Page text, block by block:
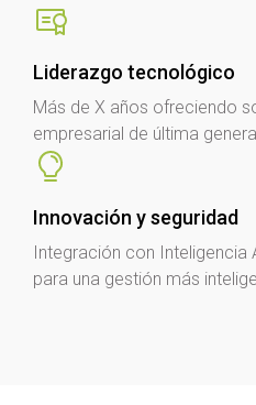
Liderazgo tecnológico
Más de X años ofreciendo
empresarial de última
Innovación y seguridad
Integración con Inteligencia
para una gestión más